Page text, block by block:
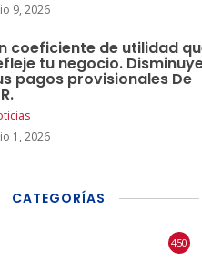
9, 2026
coeficiente de utilidad
tu negocio.
pagos provisionales De
1, 2026
CATEGORÍAS
450